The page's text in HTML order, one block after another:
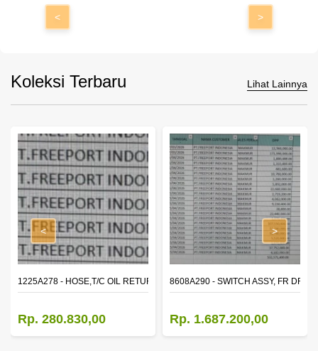
< >
Koleksi Terbaru Lihat Lainnya
1225A278 - HOSE,T/C OIL RETURN TUBE
Rp. 280.830,00
8608A290 - SWITCH ASSY, FR DR
Rp. 1.687.200,00
< >